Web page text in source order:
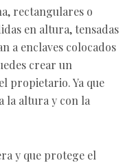
rectangulares o
en altura, tensadas
a enclaves colocados
crear un
propietario. Ya que
la altura y con la
y que protege el